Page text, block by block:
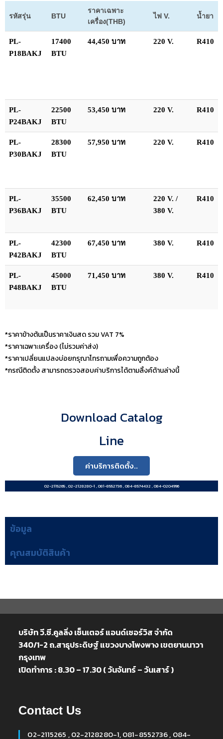
รหัสรุ่น BTU
ราคาเฉพาะ
เครื่อง(THB)
ไฟ V. น้ำยา
PL-
P18BAKJ
17400
BTU
44,450 บาท 220 V. R410
PL-
P24BAKJ
22500
BTU
53,450 บาท 220 V. R410
PL-
P30BAKJ
28300
BTU
57,950 บาท 220 V. R410
PL-
P36BAKJ
35500
BTU
62,450 บาท
220 V. /
380 V.
R410
PL-
P42BAKJ
42300
BTU
67,450 บาท 380 V. R410
PL-
P48BAKJ
45000
BTU
71,450 บาท 380 V. R410
*ราคาข้างต้นเป็นราคาเงินสด รวม VAT 7%​​
*ราคาเฉพาะเครื่อง (ไม่รวมค่าส่ง)
*ราคาเปลี่ยนแปลงบ่อยกรุณาโทรถามเพื่อความถูกต้อง
*กรณีติดตั้ง สามารถตรวจสอบค่าบริการได้ตามลิ้งค์ด้านล่างนี้
Download Catalog
Line
ค่าบริการติดตั้ง..
02-2115265 , 02-2128280-1 , 081-8552736 , 084-8574432 , 084-0204996
ข้อมูล
คุณสมบัติสินค้า
บริษัท วี.ซี.คูลลิ่ง เซ็นเตอร์ แอนด์เซอร์วิส จำกัด
340/1-2 ถ.สาธุประดิษฐ์ แขวงบางโพงพาง เขตยานนาวา
กรุงเทพ
เปิดทำการ : 8.30 – 17.30 ( วันจันทร์ – วันเสาร์ )
Contact Us
02-2115265 , 02-2128280-1, 081-8552736 , 084-